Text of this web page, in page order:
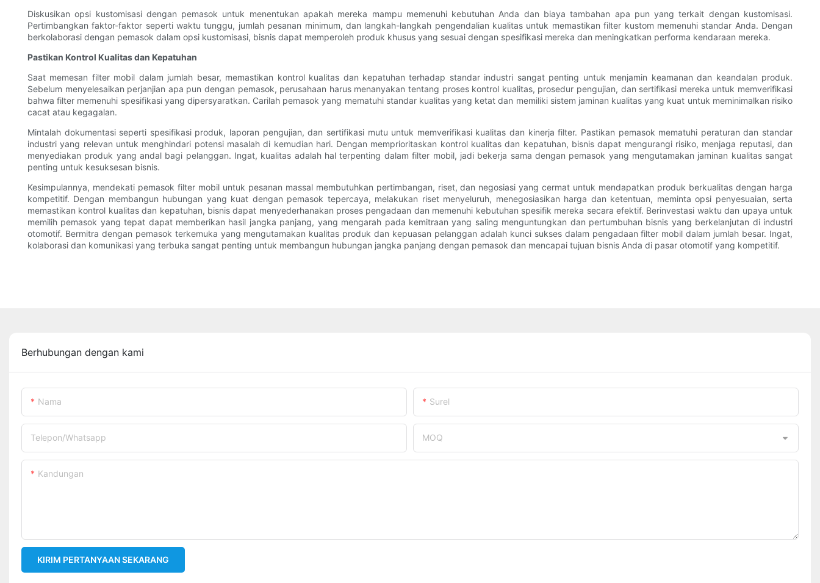
Diskusikan opsi kustomisasi dengan pemasok untuk menentukan apakah mereka mampu memenuhi kebutuhan Anda dan biaya tambahan apa pun yang terkait dengan kustomisasi.
Pertimbangkan faktor-faktor seperti waktu tunggu, jumlah pesanan minimum, dan langkah-langkah pengendalian kualitas untuk memastikan filter kustom memenuhi standar Anda. Dengan
berkolaborasi dengan pemasok dalam opsi kustomisasi, bisnis dapat memperoleh produk khusus yang sesuai dengan spesifikasi mereka dan meningkatkan performa kendaraan mereka.
Pastikan Kontrol Kualitas dan Kepatuhan
Saat memesan filter mobil dalam jumlah besar, memastikan kontrol kualitas dan kepatuhan terhadap standar industri sangat penting untuk menjamin keamanan dan keandalan produk.
Sebelum menyelesaikan perjanjian apa pun dengan pemasok, perusahaan harus menanyakan tentang proses kontrol kualitas, prosedur pengujian, dan sertifikasi mereka untuk memverifikasi
bahwa filter memenuhi spesifikasi yang dipersyaratkan. Carilah pemasok yang mematuhi standar kualitas yang ketat dan memiliki sistem jaminan kualitas yang kuat untuk meminimalkan risiko
cacat atau kegagalan.
Mintalah dokumentasi seperti spesifikasi produk, laporan pengujian, dan sertifikasi mutu untuk memverifikasi kualitas dan kinerja filter. Pastikan pemasok mematuhi peraturan dan standar
industri yang relevan untuk menghindari potensi masalah di kemudian hari. Dengan memprioritaskan kontrol kualitas dan kepatuhan, bisnis dapat mengurangi risiko, menjaga reputasi, dan
menyediakan produk yang andal bagi pelanggan. Ingat, kualitas adalah hal terpenting dalam filter mobil, jadi bekerja sama dengan pemasok yang mengutamakan jaminan kualitas sangat
penting untuk kesuksesan bisnis.
Kesimpulannya, mendekati pemasok filter mobil untuk pesanan massal membutuhkan pertimbangan, riset, dan negosiasi yang cermat untuk mendapatkan produk berkualitas dengan harga
kompetitif. Dengan membangun hubungan yang kuat dengan pemasok tepercaya, melakukan riset menyeluruh, menegosiasikan harga dan ketentuan, meminta opsi penyesuaian, serta
memastikan kontrol kualitas dan kepatuhan, bisnis dapat menyederhanakan proses pengadaan dan memenuhi kebutuhan spesifik mereka secara efektif. Berinvestasi waktu dan upaya untuk
memilih pemasok yang tepat dapat memberikan hasil jangka panjang, yang mengarah pada kemitraan yang saling menguntungkan dan pertumbuhan bisnis yang berkelanjutan di industri
otomotif. Bermitra dengan pemasok terkemuka yang mengutamakan kualitas produk dan kepuasan pelanggan adalah kunci sukses dalam pengadaan filter mobil dalam jumlah besar. Ingat,
kolaborasi dan komunikasi yang terbuka sangat penting untuk membangun hubungan jangka panjang dengan pemasok dan mencapai tujuan bisnis Anda di pasar otomotif yang kompetitif.
Berhubungan dengan kami
Nama Surel
Telepon/whatsapp MOQ
Kandungan
KIRIM PERTANYAAN SEKARANG